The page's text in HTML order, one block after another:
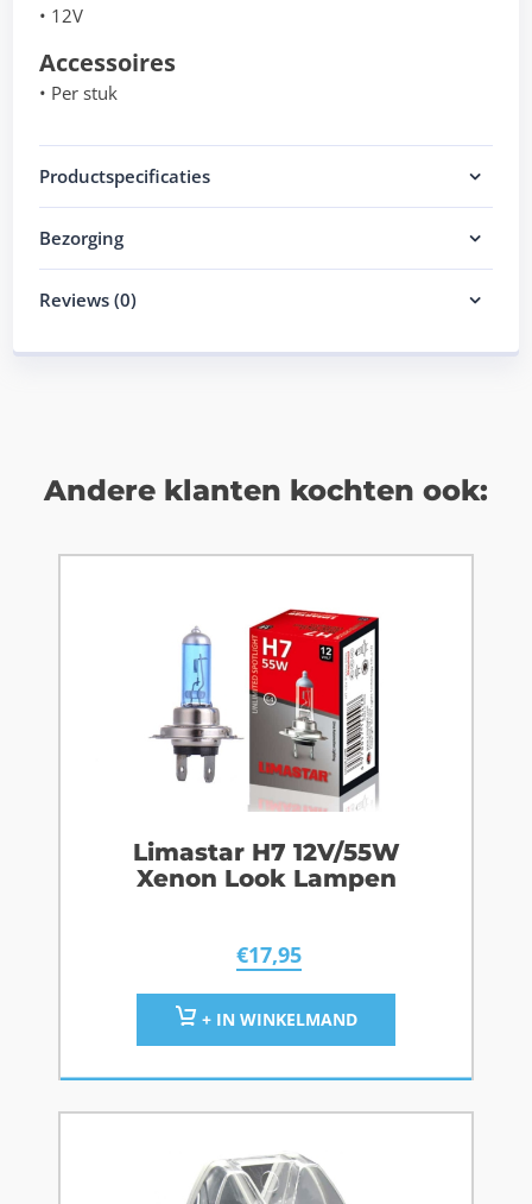
• 12V
Accessoires
• Per stuk
Productspecificaties
Bezorging
Reviews (0)
Andere klanten kochten ook:
Limastar H7 12V/55W
Xenon Look Lampen
€17,95
+ IN WINKELMAND